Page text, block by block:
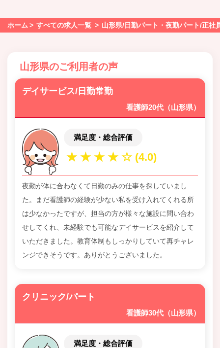
ホーム すべての求人一覧 山形県/日勤パート・夜勤パート/正社
山形県のご利用者の声
デイサービス/日勤常勤
看護師20代（山形県）
満足度・総合評価
夜勤が体に合わなくて日勤のみの仕事を探していまし
た。まだ看護師の経験が少ない私を受け入れてくれる所
は少なかったですが、担当の方が様々な施設に問い合わ
せしてくれ、未経験でも可能なデイサービスを紹介して
いただきました。教育体制もしっかりしていて再チャレ
ンジできそうです。ありがとうございました。
クリニック/パート
看護師30代（山形県）
満足度・総合評価